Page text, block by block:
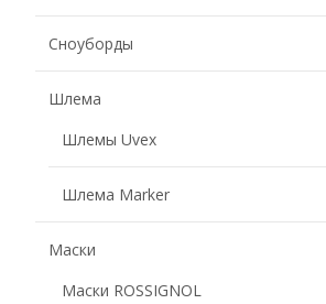
Сноуборды
Шлема
Шлемы Uvex
Шлема Marker
Маски
Маски ROSSIGNOL